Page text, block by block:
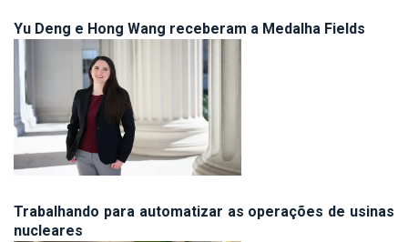
Yu Deng e Hong Wang receberam a Medalha Fields
Trabalhando para automatizar as operações de usinas
nucleares